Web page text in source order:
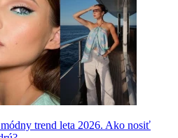
trend leta 2026. Ako nosiť